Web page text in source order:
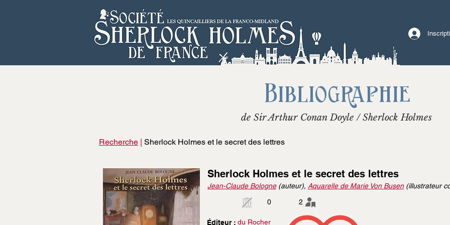
Bibliographie
de Sir Arthur Conan Doyle / Sherlock Holmes
Recherche | Sherlock Holmes et le secret des lettres
Sherlock Holmes et le secret des lettres
Jean-Claude Bologne(auteur), Aquarelle de Marie Von Busen(illustrateur
0
2
Éditeur : du Rocher